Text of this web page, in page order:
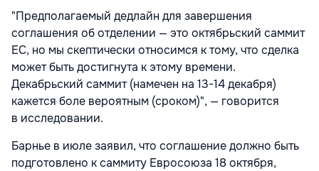
"Предполагаемый дедлайн для завершения
соглашения об отделении — это октябрьский саммит
ЕС, но мы скептически относимся к тому, что сделка
может быть достигнута к этому времени.
Декабрьский саммит (намечен на 13-14 декабря)
кажется боле вероятным (сроком)", — говорится
в исследовании.
Барнье в июле заявил, что соглашение должно быть
подготовлено к саммиту Евросоюза 18 октября,